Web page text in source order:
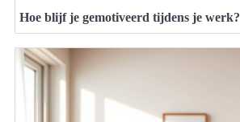
Hoe blijf je gemotiveerd tijdens je werk?